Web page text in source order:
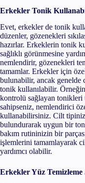
Erkekler Tonik
Evet, erkekler de tonik
düzenler, gözenekleri
hazırlar. Erkeklerin tonik
sağlıklı görünmesine
nemlendirir, gözenekleri
tamamlar. Erkekler için
bulunabilir, ancak
tonik kullanılabilir.
kontrolü sağlayan
sahipseniz, nemlendirici
kullanabilirsiniz. Cilt
bulundurarak uygun bir
bakım rutininizin bir
işlemlerini tamamlayarak
yardımcı olabilir.
Erkekler Yüz